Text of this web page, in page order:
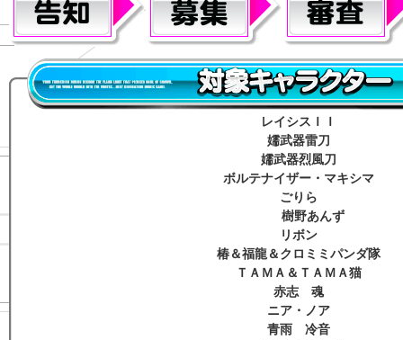
レイシスＩＩ
嬬武器雷刀
嬬武器烈風刀
ボルテナイザー・マキシマ
ごりら
樹野あんず
リボン
椿＆福龍＆クロミミパンダ隊
ＴＡＭＡ＆ＴＡＭＡ猫
赤志 魂
ニア・ノア
青雨 冷音